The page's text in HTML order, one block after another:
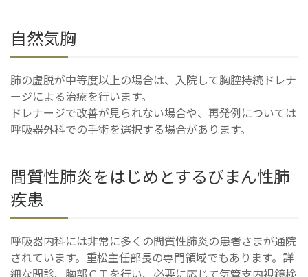
自然気胸
肺の虚脱が中等度以上の場合は、入院して胸腔持続ドレナ
ージによる治療を行います。
ドレナージで改善が見られない場合や、再発例については
呼吸器外科での手術を選択する場合があります。
間質性肺炎をはじめとするびまん性肺
疾患
呼吸器内科には非常に多くの間質性肺炎の患者さまが通院
されています。重松主任部長の専門領域でもあります。詳